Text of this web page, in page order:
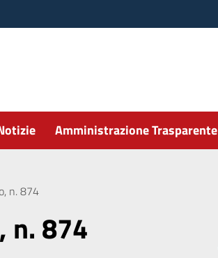
Amministrazione Trasparente
n. 874
n. 874